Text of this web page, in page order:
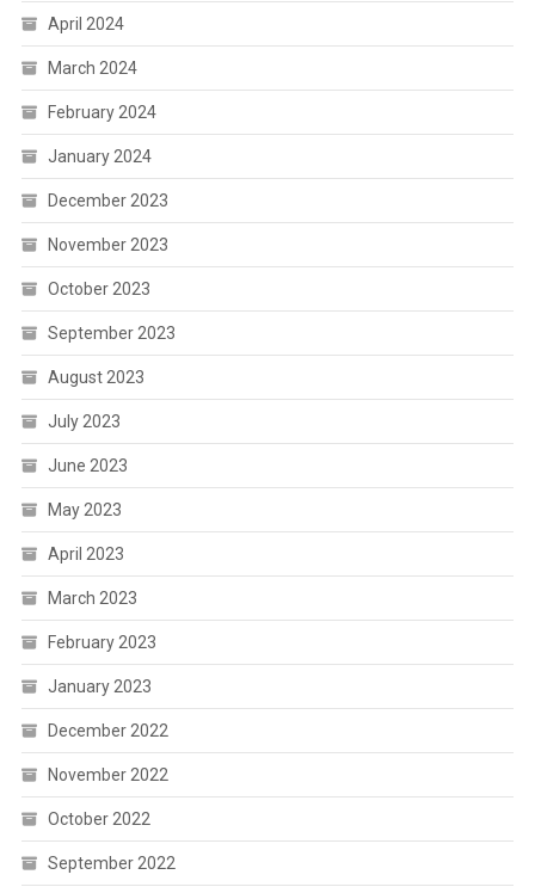
April 2024
March 2024
February 2024
January 2024
December 2023
November 2023
October 2023
September 2023
August 2023
July 2023
June 2023
May 2023
April 2023
March 2023
February 2023
January 2023
December 2022
November 2022
October 2022
September 2022